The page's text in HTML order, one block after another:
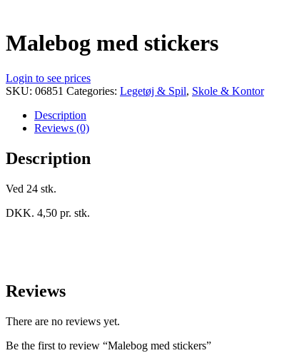
Malebog med stickers
Login to see prices
SKU: 06851 Categories: Legetøj & Spil, Skole & Kontor
Description
Reviews (0)
Description
Ved 24 stk.
DKK. 4,50 pr. stk.
Reviews
There are no reviews yet.
Be the first to review “Malebog med stickers”